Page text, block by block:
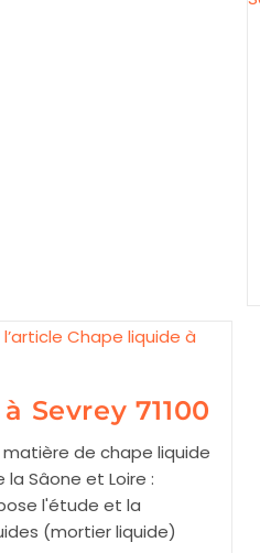
Sevrey 71100
de chape liquide
Sâone et Loire :
l'étude et la
(mortier liquide)